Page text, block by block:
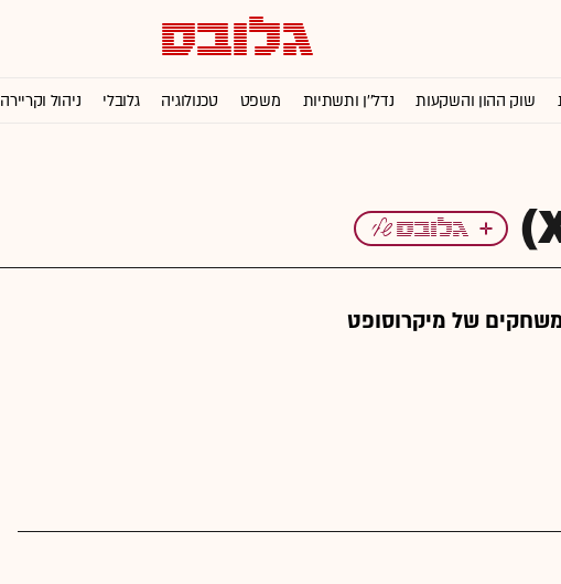
שוק ההון והשקעות נדל''ן ותשתיות משפט טכנולוגיה גלובלי ניהול וקריירה
של מיקרוסופט